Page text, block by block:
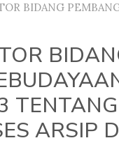
BIDANG
ARSIP